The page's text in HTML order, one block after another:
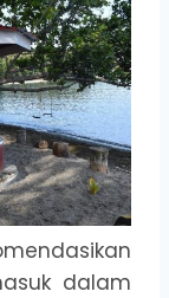
dalam